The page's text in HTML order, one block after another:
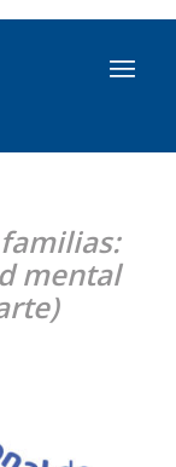
mental